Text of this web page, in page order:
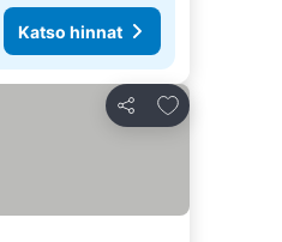
Katso hinnat
Jaa
Lisää